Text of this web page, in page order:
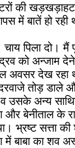
की
में बातें हो
पिला दो। मैं
को अन्जाम
अवसर देख
तोड़
उसके अन्य
बेनीताल के
भ्रष्ट सत्ता
में बाबा का शव